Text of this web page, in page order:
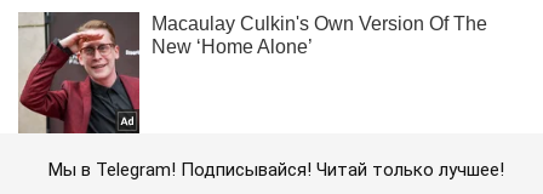
Мы в Telegram! Подписывайся! Читай только лучшее!